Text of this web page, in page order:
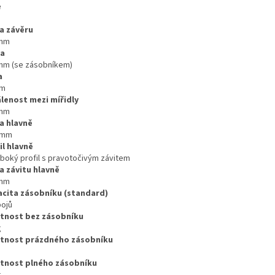
závěru
(se zásobníkem)
mezi mířidly
hlavně
hlavně
profil s pravotočivým závitem
závitu hlavně
zásobníku (standard)
bez zásobníku
prázdného zásobníku
plného zásobníku